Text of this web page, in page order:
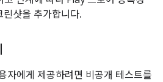
샷을 추가합니다.
자에게 제공하려면 비공개 테스트를